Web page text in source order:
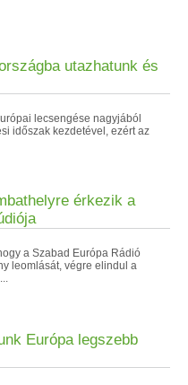
utazhatunk és
lecsengése nagyjából
időszak kezdetével, ezért az
érkezik a
a Szabad Európa Rádió
leomlását, végre elindul a
Európa legszebb